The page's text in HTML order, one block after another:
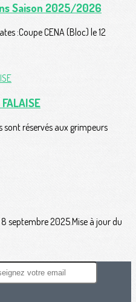
Saison 2025/2026
:Coupe CENA (Bloc) le 12
sont réservés aux grimpeurs
septembre 2025.Mise à jour du